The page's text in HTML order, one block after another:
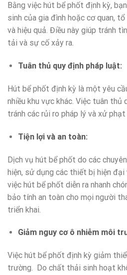
Bằng việc hút bể phốt định kỳ,
sinh của gia đình hoặc cơ quan,
và hiệu quả. Điều này giúp tránh
tải và sự cố xảy ra.
Tuân thủ quy định pháp luật:
Hút bể phốt định kỳ là một yêu
nhiều khu vực khác. Việc tuân thủ
tránh các rủi ro pháp lý và xử
Tiện lợi và an toàn:
Dịch vụ hút bể phốt do các
hiện, sử dụng các thiết bị hiện đại
việc hút bể phốt diễn ra nhanh
bảo tính an toàn cho mọi người
triển khai.
Giảm nguy cơ ô nhiễm môi
Việc hút bể phốt định kỳ giảm
trường. Do chất thải sinh hoạt